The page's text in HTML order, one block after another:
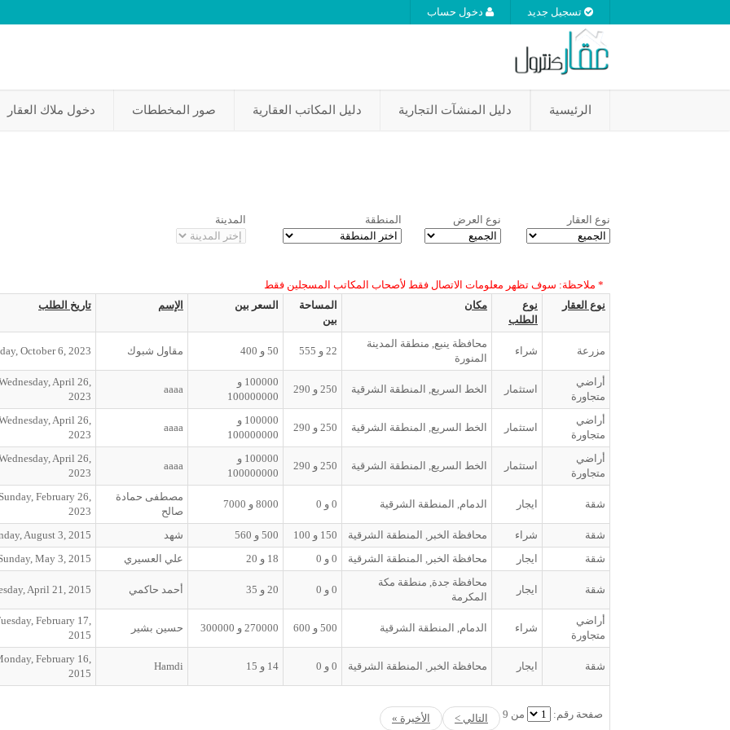
دخول حساب تسجيل جديد
الرئيسية دليل المنشآت التجارية دليل المكاتب العقارية صور المخططات دخول ملاك العقار
نوع العقار نوع العرض المنطقة المدينة
* ملاحظة: سوف تظهر معلومات الاتصال فقط لأصحاب المكاتب المسجلين فقط
نوع العقار
نوع
الطلب
مكان
المساحة
بين
السعر بين الإسم تاريخ الطلب
مزرعة شراء
محافظة ينبع, منطقة المدينة
المنورة
22 و 555
50 و 400 مقاول شبوك October 6, 2023
أراضي
متجاورة
استثمار الخط السريع, المنطقة الشرقية 250 و 290
100000 و
100000000
aaaa
April 26,
2023
أراضي
متجاورة
استثمار الخط السريع, المنطقة الشرقية 250 و 290
100000 و
100000000
aaaa
April 26,
2023
أراضي
متجاورة
استثمار الخط السريع, المنطقة الشرقية 250 و 290
100000 و
100000000
aaaa
April 26,
2023
شقة ايجار الدمام, المنطقة الشرقية 0 و 0
8000 و 7000
مصطفى حمادة
صالح
Sunday, February 26,
2023
شقة
شراء محافظة الخبر, المنطقة الشرقية 150 و 100
500 و 560 شهد
August 3, 2015
شقة
ايجار محافظة الخبر, المنطقة الشرقية 0 و 0
18 و 20 علي العسيري May 3, 2015
شقة ايجار
محافظة جدة, منطقة مكة
المكرمة
0 و 0
20 و 35 أحمد حاكمي April 21, 2015
أراضي
متجاورة
شراء الدمام, المنطقة الشرقية 500 و 600
270000 و 300000 حسين بشير
February 17,
2015
شقة ايجار محافظة الخبر, المنطقة الشرقية 0 و 0
14 و 15
Hamdi
February 16,
2015
صفحة رقم: من 9 التالي > الأخيرة »